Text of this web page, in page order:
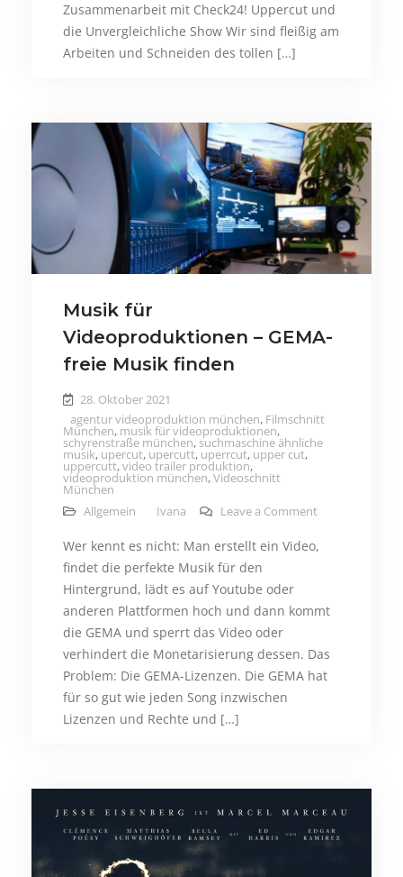
Zusammenarbeit mit Check24! Uppercut und
die Unvergleichliche Show Wir sind fleißig am
Arbeiten und Schneiden des tollen […]
Musik für
Videoproduktionen – GEMA-
freie Musik finden
28. Oktober 2021
agentur videoproduktion münchen, Filmschnitt
München, musik für videoproduktionen,
schyrenstraße münchen, suchmaschine ähnliche
musik, upercut, upercutt, uperrcut, upper cut,
uppercutt,video trailer produktion,
videoproduktion münchen,Videoschnitt
München
Allgemein
Ivana Leave a Comment
Wer kennt es nicht: Man erstellt ein Video,
findet die perfekte Musik für den
Hintergrund, lädt es auf Youtube oder
anderen Plattformen hoch und dann kommt
die GEMA und sperrt das Video oder
verhindert die Monetarisierung dessen. Das
Problem: Die GEMA-Lizenzen. Die GEMA hat
für so gut wie jeden Song inzwischen
Lizenzen und Rechte und […]